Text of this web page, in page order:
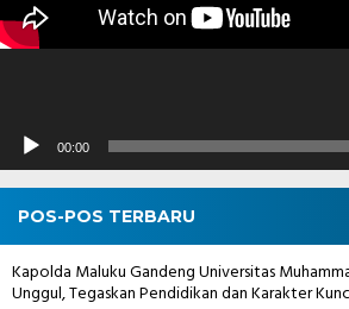
00:00
POS-POS TERBARU
Kapolda Maluku Gandeng Universitas
Unggul, Tegaskan Pendidikan dan Karakter